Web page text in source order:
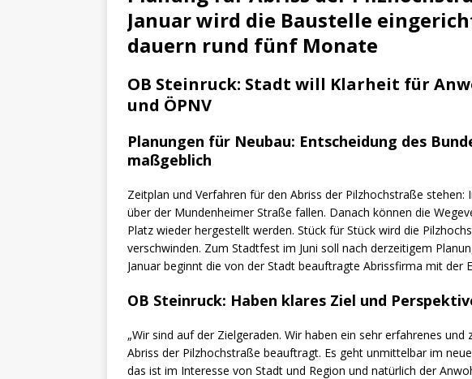
Januar wird die Baustelle
dauern rund fünf Monate
OB Steinruck: Stadt will Klarheit für
und ÖPNV
Planungen für Neubau: Entscheidung des
maßgeblich
Zeitplan und Verfahren für den Abriss der Pilzhochstraße
über der Mundenheimer Straße fallen. Danach können die
Platz wieder hergestellt werden. Stück für Stück wird die
verschwinden. Zum Stadtfest im Juni soll nach derzeitigem
Januar beginnt die von der Stadt beauftragte Abrissfirma mit der
OB Steinruck: Haben klares Ziel und
„Wir sind auf der Zielgeraden. Wir haben ein sehr erfahrenes
Abriss der Pilzhochstraße beauftragt. Es geht unmittelbar im
das ist im Interesse von Stadt und Region und natürlich der